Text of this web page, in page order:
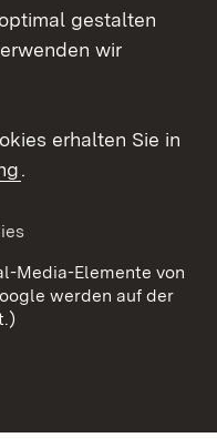
gestalten
wir
erhalten Sie in
.
Media-Elemente von
werden auf der